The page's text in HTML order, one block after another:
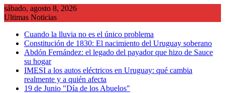
Saltar
al
sábado, agosto 8, 2026
Ultimas Noticias
Cuando la lluvia no es el único problema
Constitución de 1830: El nacimiento del Uruguay soberano
Abdón Fernández: el legado del payador que hizo de Sauce
su hogar
IMESI a los autos eléctricos en Uruguay: qué cambia
realmente y a quién afecta
19 de Junio "Día de los Abuelos"